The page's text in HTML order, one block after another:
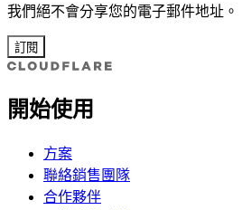
我們絕不會分享您的電子郵件地址。
訂閱
開始使用
方案
聯絡銷售團隊
合作夥伴